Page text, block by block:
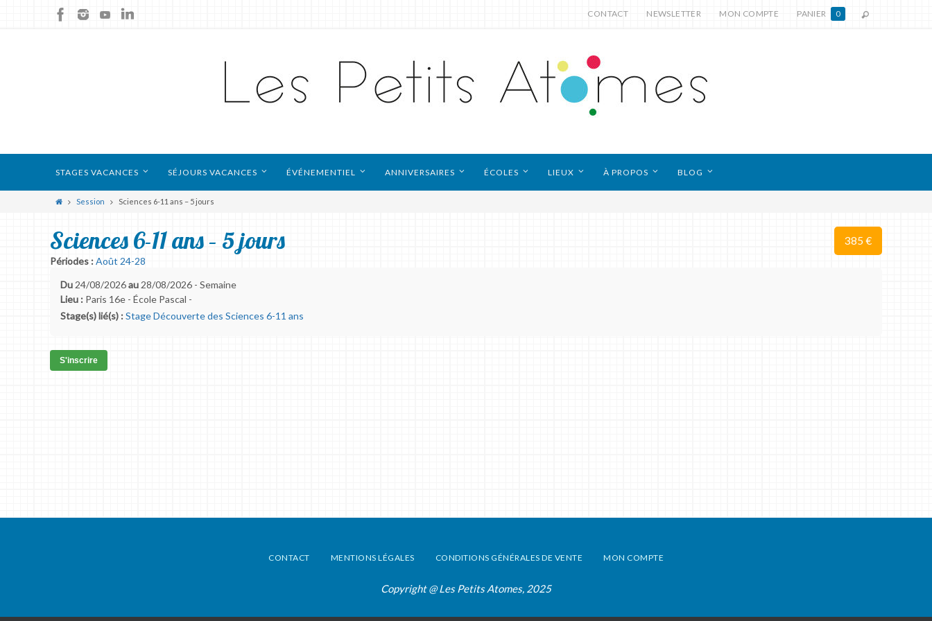
CONTACT NEWSLETTER MON COMPTE PANIER 0
STAGES VACANCES SÉJOURS VACANCES ÉVÉNEMENTIEL ANNIVERSAIRES ÉCOLES LIEUX À PROPOS BLOG
Session Sciences 6-11 ans – 5 jours
385 €
Sciences 6-11 ans – 5 jours
Périodes :Août 24-28
Du 24/08/2026au 28/08/2026 - Semaine
Lieu : Paris 16e - École Pascal -
Stage(s) lié(s) :Stage Découverte des Sciences 6-11 ans
S'inscrire
CONTACT MENTIONS LÉGALES CONDITIONS GÉNÉRALES DE VENTE MON COMPTE
Copyright @ Les Petits Atomes, 2025